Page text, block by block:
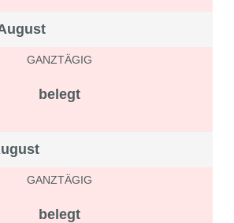
GANZTÄGIG
belegt
GANZTÄGIG
belegt